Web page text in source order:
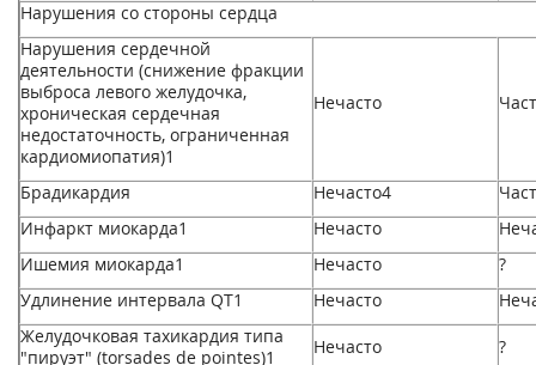
Нарушения со стороны сердца
Нарушения сердечной
деятельности (снижение фракции
выброса левого желудочка,
хроническая сердечная
недостаточность, ограниченная
кардиомиопатия)1
Нечасто
Брадикардия Нечасто4
Инфаркт миокарда1 Нечасто
Ишемия миокарда1 Нечасто
?
Удлинение интервала QT1 Нечасто
Желудочковая тахикардия типа
"пируэт" (torsades de pointes)1 Нечасто ?